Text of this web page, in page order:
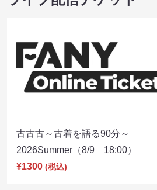
古古古～古着を語る90分～
2026Summer（8/9 18:00）
¥1300 (税込)